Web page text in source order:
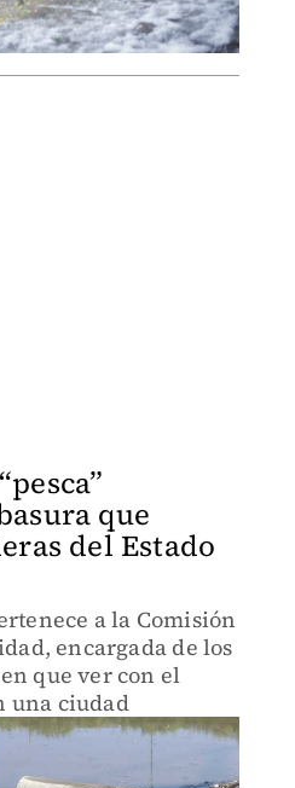
que
del Estado
a la Comisión
encargada de los
que ver con el
una ciudad